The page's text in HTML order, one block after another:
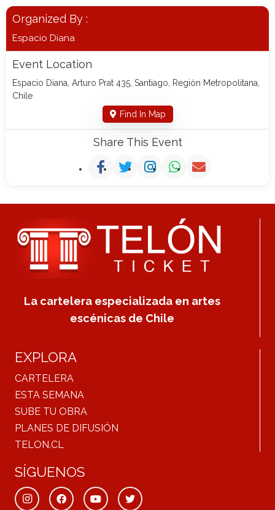
Organized By :
Espacio Diana
Event Location
Espacio Diana, Arturo Prat 435, Santiago, Región Metropolitana,
Chile
Find In Map
Share This Event
La cartelera especializada en artes
escénicas de Chile
EXPLORA
CARTELERA
ESTA SEMANA
SUBE TU OBRA
PLANES DE DIFUSIÓN
TELON.CL
SÍGUENOS